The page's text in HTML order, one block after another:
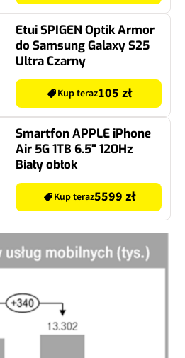
Etui SPIGEN Optik Armor
do Samsung Galaxy S25
Ultra Czarny
Kup teraz105 zł
Smartfon APPLE iPhone
Air 5G 1TB 6.5" 120Hz
Biały obłok
Kup teraz5599 zł